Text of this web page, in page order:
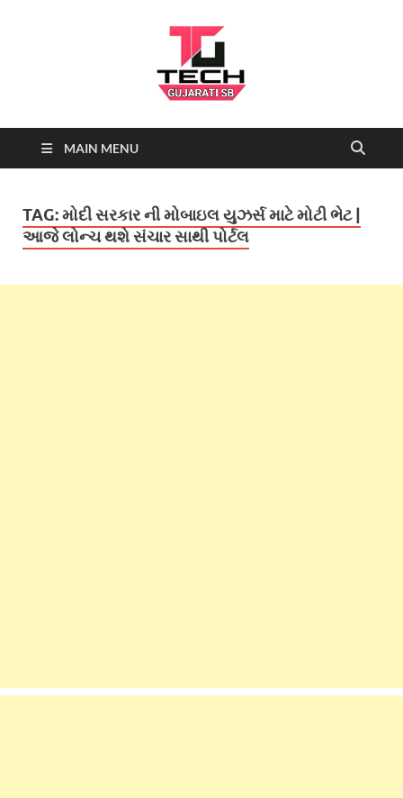
Tech
NEWS
news daily, new best tech gadgets
reviews which include mobiles,
Being a tech news site we cover …
MAIN MENU
TAG:મોદી સરકાર ની મોબાઇલ યુઝર્સ માટે મોટી ભેટ |
આજે લોન્ચ થશે સંચાર સાથી પોર્ટલ